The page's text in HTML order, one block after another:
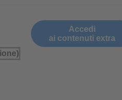
Accedi
ai contenuti extra